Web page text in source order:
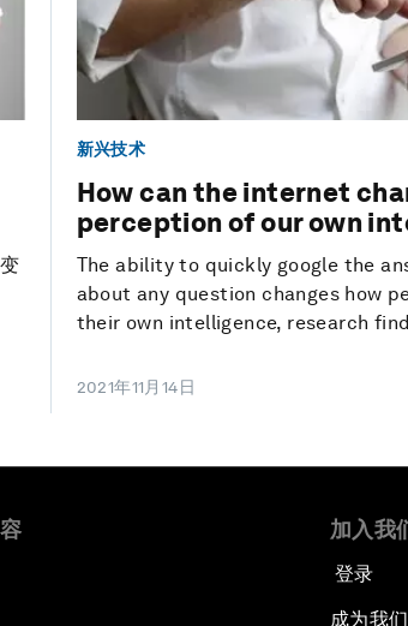
新兴技术
How can the internet
perception of our own
The ability to quickly google the
about any question changes how
their own intelligence, research
2021年11月14日
加入我
登录
成为我